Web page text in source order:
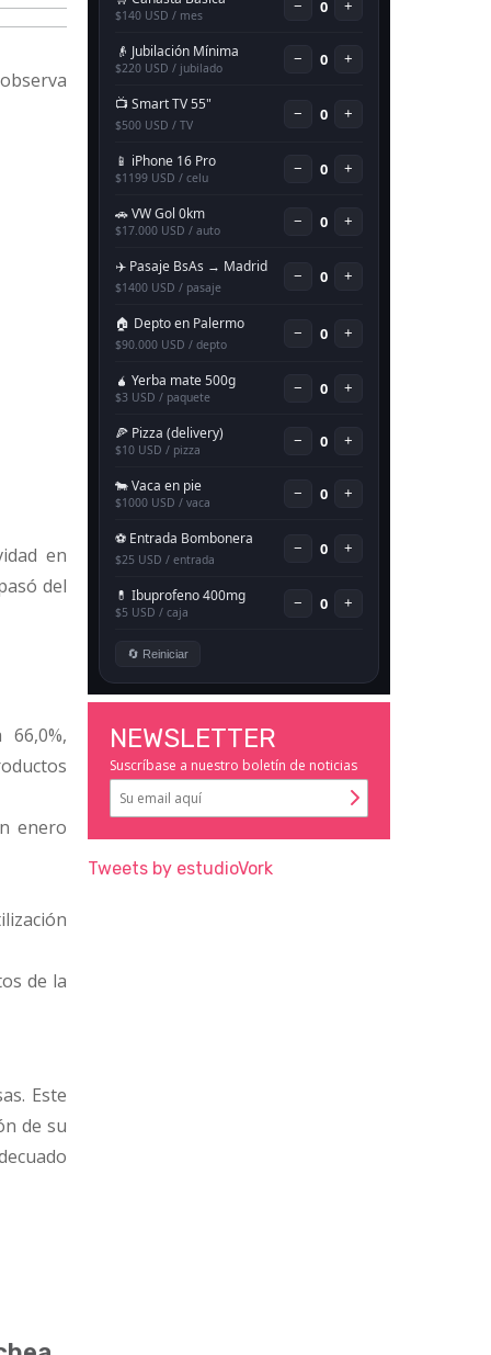
en
del
enero
de la
Este
de su
NEWSLETTER
Suscríbase a nuestro boletín de noticias
Tweets by estudioVork